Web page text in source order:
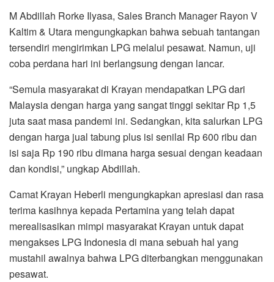
M Abdillah Rorke Ilyasa, Sales Branch Manager Rayon V
Kaltim & Utara mengungkapkan bahwa sebuah tantangan
tersendiri mengirimkan LPG melalui pesawat. Namun, uji
coba perdana hari ini berlangsung dengan lancar.
“Semula masyarakat di Krayan mendapatkan LPG dari
Malaysia dengan harga yang sangat tinggi sekitar Rp 1,5
juta saat masa pandemi ini. Sedangkan, kita salurkan LPG
dengan harga jual tabung plus isi senilai Rp 600 ribu dan
isi saja Rp 190 ribu dimana harga sesuai dengan keadaan
dan kondisi,” ungkap Abdillah.
Camat Krayan Heberli mengungkapkan apresiasi dan rasa
terima kasihnya kepada Pertamina yang telah dapat
merealisasikan mimpi masyarakat Krayan untuk dapat
mengakses LPG Indonesia di mana sebuah hal yang
mustahil awalnya bahwa LPG diterbangkan menggunakan
pesawat.